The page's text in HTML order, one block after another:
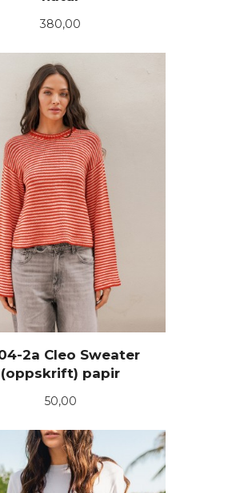
Pris
380,00
2a Cleo Sweater
(oppskrift) papir
Pris
50,00